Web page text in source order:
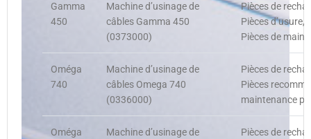
Gamma
450
Machine d’usinage de
câbles Gamma 450
(0373000)
Pièces de
Pièces
Pièces de
Oméga
740
Machine d’usinage de
câbles Omega 740
(0336000)
Pièces de
Pièces
maintenance
Oméga
Machine d’usinage de
Pièces de